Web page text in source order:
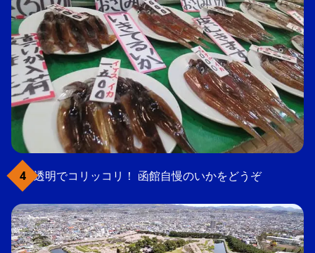
透明でコリッコリ！ 函館自慢のいかをどうぞ